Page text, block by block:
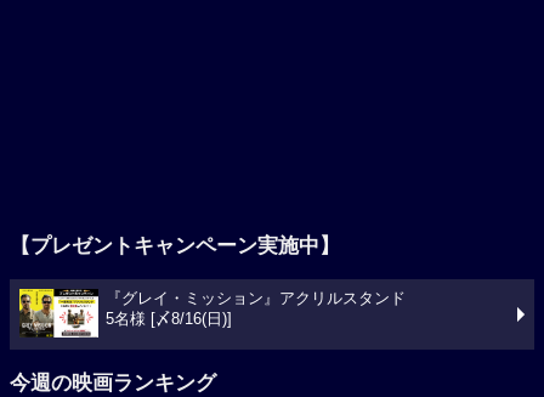
【プレゼントキャンペーン実施中】
『グレイ・ミッション』アクリルスタンド
5名様 [〆8/16(日)]
今週の映画ランキング